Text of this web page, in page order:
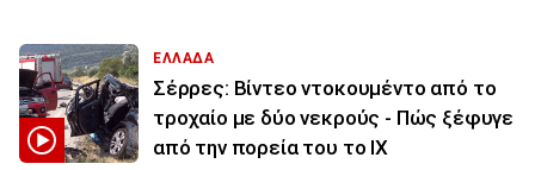
ΕΛΛΑΔΑ
Σέρρες: Βίντεο ντοκουμέντο από το
τροχαίο με δύο νεκρούς - Πώς ξέφυγε
από την πορεία του το ΙΧ